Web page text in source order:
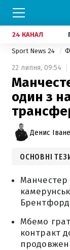
24 КАНАЛ
Sport News 24
22 липня, 09:54
один з
Денис
ОСНОВНІ
Манчестер
Мбемо
контракт